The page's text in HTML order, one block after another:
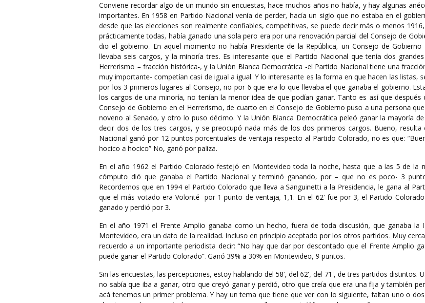
Conviene recordar algo de un mundo sin encuestas, hace muchos años no había, y hay algunas
importantes. En 1958 en Partido Nacional venía de perder, hacía un siglo que no estaba en el
desde que las elecciones son realmente confiables, competitivas, se puede decir más o menos
prácticamente todas, había ganado una sola pero era por una renovación parcial del Consejo de
dio el gobierno. En aquel momento no había Presidente de la República, un Consejo de Gobierno
llevaba seis cargos, y la minoría tres. Es interesante que el Partido Nacional que tenía dos
Herrerismo – fracción histórica-, y la Unión Blanca Democrática -el Partido Nacional tiene una
muy importante- competían casi de igual a igual. Y lo interesante es la forma en que hacen las listas,
por los 3 primeros lugares al Consejo, no por 6 que era lo que llevaba el que ganaba el gobierno.
los cargos de una minoría, no tenían la menor idea de que podían ganar. Tanto es así que después
Consejo de Gobierno en el Herrerismo, de cuarto en el Consejo de Gobierno puso a una persona
noveno al Senado, y otro lo puso décimo. Y la Unión Blanca Democrática peleó ganar la mayoría
decir dos de los tres cargos, y se preocupó nada más de los dos primeros cargos. Bueno, resulta
Nacional ganó por 12 puntos porcentuales de ventaja respecto al Partido Colorado, no es que:
hocico a hocico” No, ganó por paliza.
En el año 1962 el Partido Colorado festejó en Montevideo toda la noche, hasta que a las 5 de la
cómputo dió que ganaba el Partido Nacional y terminó ganando, por – que no es poco- 3
Recordemos que en 1994 el Partido Colorado que lleva a Sanguinetti a la Presidencia, le gana al
que el más votado era Volonté- por 1 punto de ventaja, 1,1. En el 62' fue por 3, el Partido
ganado y perdió por 3.
En el año 1971 el Frente Amplio ganaba como un hecho, fuera de toda discusión, que ganaba la
Montevideo, era un dato de la realidad. Incluso en principio aceptado por los otros partidos. Muy
recuerdo a un importante periodista decir: “No hay que dar por descontado que el Frente Amplio
puede ganar el Partido Colorado”. Ganó 39% a 30% en Montevideo, 9 puntos.
Sin las encuestas, las percepciones, estoy hablando del 58', del 62', del 71', de tres partidos distintos.
no sabía que iba a ganar, otro que creyó ganar y perdió, otro que creía que era una fija y también
acá tenemos un primer problema. Y hay un tema que tiene que ver con lo siguiente, faltan uno o